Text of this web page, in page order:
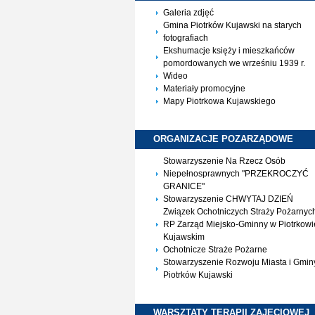
Galeria zdjęć
Gmina Piotrków Kujawski na starych
fotografiach
Ekshumacje księży i mieszkańców
pomordowanych we wrześniu 1939 r.
Wideo
Materiały promocyjne
Mapy Piotrkowa Kujawskiego
ORGANIZACJE POZARZĄDOWE
Stowarzyszenie Na Rzecz Osób
Niepełnosprawnych "PRZEKROCZYĆ
GRANICE"
Stowarzyszenie CHWYTAJ DZIEŃ
Związek Ochotniczych Straży
RP Zarząd Miejsko-Gminny w
Kujawskim
Ochotnicze Straże Pożarne
Stowarzyszenie Rozwoju Miasta i
Piotrków Kujawski
WARSZTATY TERAPII ZAJĘCIOWEJ